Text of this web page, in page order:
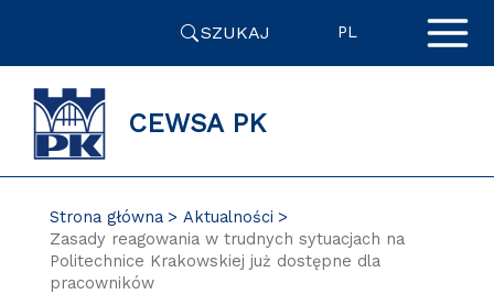
SZUKAJ PL
CEWSA PK
Strona główna
Aktualności
Zasady reagowania w trudnych sytuacjach na
Politechnice Krakowskiej już dostępne dla
pracowników